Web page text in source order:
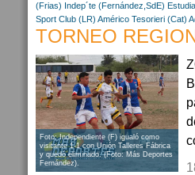
(Frias) Indep´te (Fernández,SdE)
Sport Club (LR) Américo Tesorieri (Cat)
TORNEO
Foto: Independiente (F) igualó como
visitante 1-1 con Unión Talleres Fábrica
y quedó eliminado. (Foto: Más Deportes
Fernández).